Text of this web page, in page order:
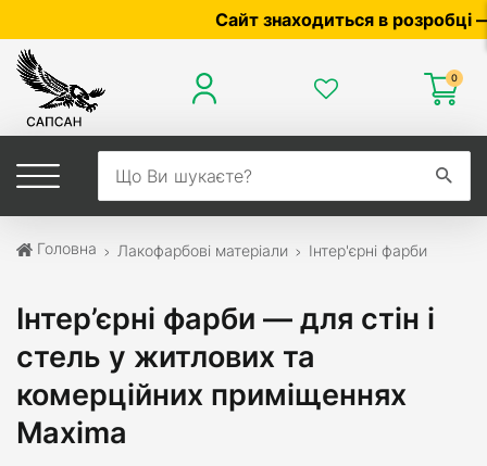
Сайт знаходиться в розробці — по
0
Головна Лакофарбові матеріали Інтер'єрні фарби
Інтер’єрні фарби — для стін і
стель у житлових та
комерційних приміщеннях
Maxima